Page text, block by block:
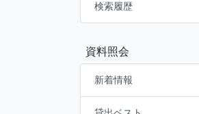
検索履歴
資料照会
新着情報